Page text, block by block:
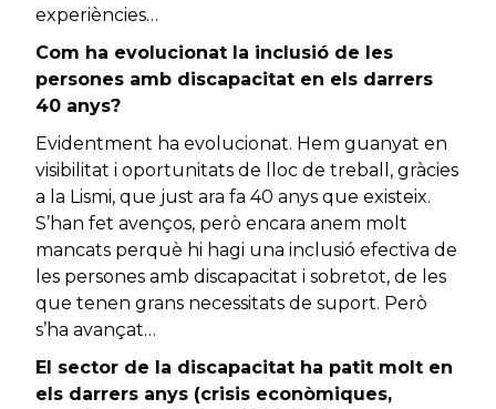
experiències…
Com ha evolucionat la inclusió de les
persones amb discapacitat en els darrers
40 anys?
Evidentment ha evolucionat. Hem guanyat en
visibilitat i oportunitats de lloc de treball, gràcies
a la Lismi, que just ara fa 40 anys que existeix.
S’han fet avenços, però encara anem molt
mancats perquè hi hagi una inclusió efectiva de
les persones amb discapacitat i sobretot, de les
que tenen grans necessitats de suport. Però
s’ha avançat…
El sector de la discapacitat ha patit molt en
els darrers anys (crisis econòmiques,